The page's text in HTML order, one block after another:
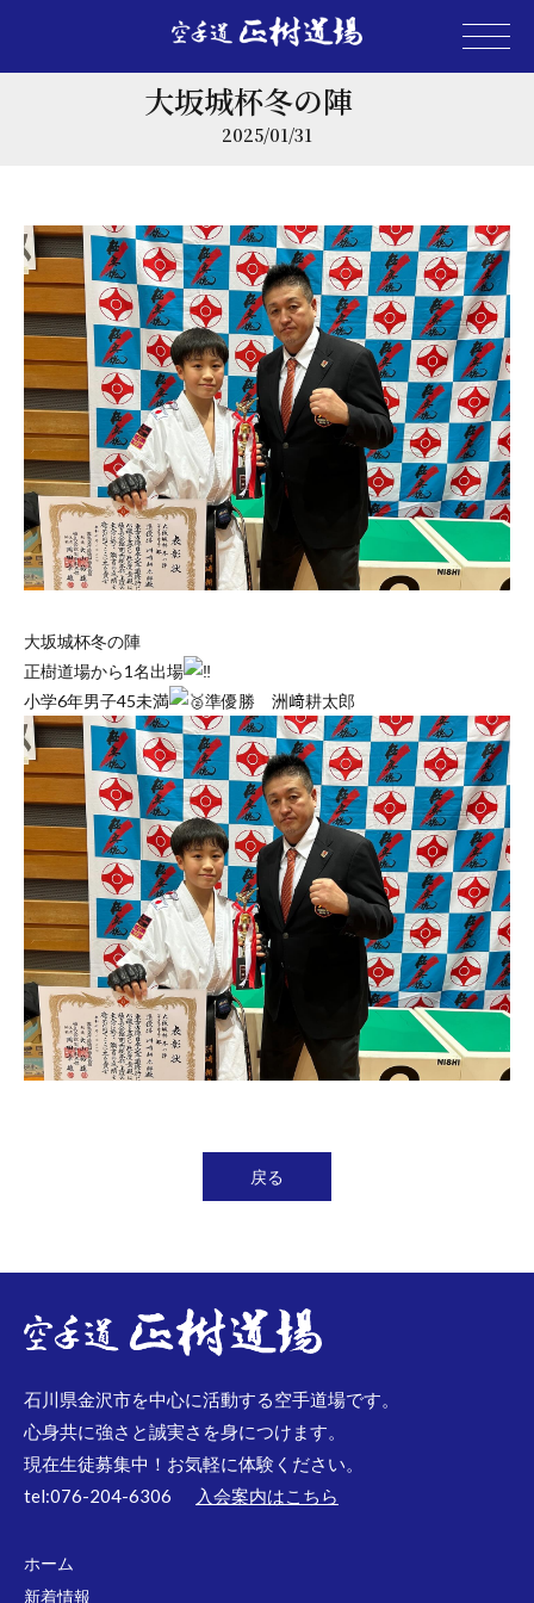
大坂城杯冬の陣
2025/01/31
大坂城杯冬の陣
正樹道場から1名出場
小学6年男子45未満
準優勝 洲﨑耕太郎
戻る
石川県金沢市を中心に活動する空手道場です。
心身共に強さと誠実さを身につけます。
現在生徒募集中！お気軽に体験ください。
tel:076-204-6306
入会案内はこちら
ホーム
新着情報